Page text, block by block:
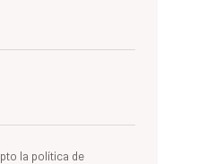
la política de